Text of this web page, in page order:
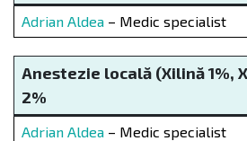
Adrian Aldea – Medic specialist
Anestezie locală (Xilină 1%,
2%
Adrian Aldea – Medic specialist